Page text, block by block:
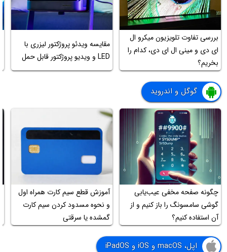
بررسی تفاوت تلویزیون میکرو ال
ای دی و مینی ال ای دی، کدام را
بخریم؟
مقایسه ویدئو پروژکتور لیزری با
LED و ویدیو پروژکتور قابل حمل
گوگل و اندروید
چگونه صفحه مخفی عیب‌یابی
گوشی سامسونگ را باز کنیم و از
آن استفاده کنیم؟
آموزش قطع سیم کارت همراه اول
و نحوه مسدود کردن سیم کارت
گمشده یا سرقتی
اپل، macOS و iOS و iPadOS